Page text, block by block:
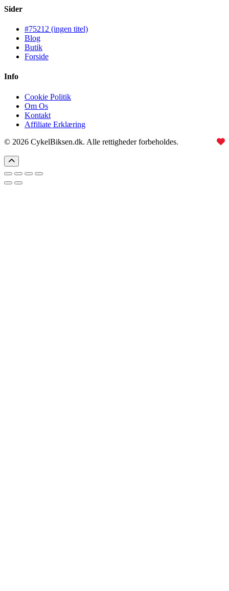
Sider
#75212 (ingen titel)
Blog
Butik
Forside
Info
Cookie Politik
Om Os
Kontakt
Affiliate Erklæring
© 2026 CykelBiksen.dk. Alle rettigheder forbeholdes.